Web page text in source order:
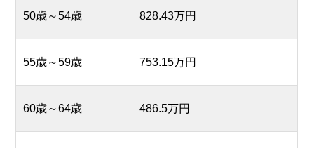
50歳～54歳 828.43万円
55歳～59歳 753.15万円
60歳～64歳 486.5万円